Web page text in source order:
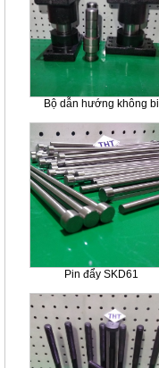
Bộ dẫn hướng không bi
Pin đẩy SKD61